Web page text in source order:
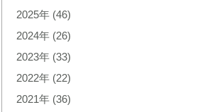
2025年 (46)
2024年 (26)
2023年 (33)
2022年 (22)
2021年 (36)